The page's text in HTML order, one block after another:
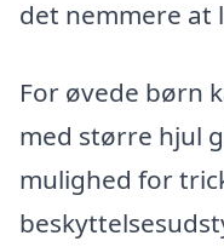
det nemmere at
For øvede børn
med større hjul
mulighed for